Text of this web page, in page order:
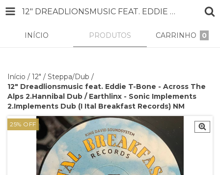
12" DREADLIONSMUSIC FEAT. EDDIE T-BONE - ACROSS THE ALPS 2.HANNIBAL DUB / EARTHLINX - SONIC IMPLEMENTS 2.IMPLEMENTS DUB (I ITAL BREAKFAST RECORDS) NM
INÍCIO PRODUTOS CARRINHO 0
Início / 12" / Steppa/Dub /
12" Dreadlionsmusic feat. Eddie T-Bone - Across The
Alps 2.Hannibal Dub / Earthlinx - Sonic Implements
2.Implements Dub (I Ital Breakfast Records) NM
25% OFF